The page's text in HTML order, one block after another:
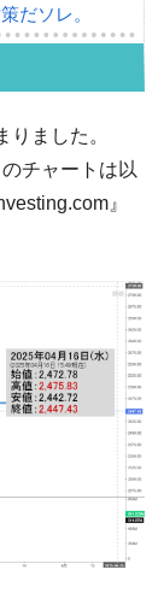
だソレ。
選管がサーバ
を増やしま
いのか？
億ド
れる状態
明を支持しな
長が告発され
、空前の国政壟
ました。
チャートは以
』